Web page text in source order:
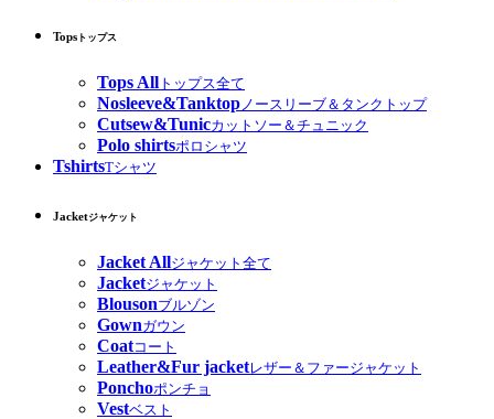
Tops トップス
Tops All トップス全て
Nosleeve&Tanktop ノースリーブ＆タンクトップ
Cutsew&Tunicカットソー＆チュニック
Polo shirtsポロシャツ
TshirtsTシャツ
Jacketジャケット
Jacket Allジャケット全て
Jacketジャケット
Blousonブルゾン
Gownガウン
Coatコート
Leather&Fur jacketレザー＆ファージャケット
Ponchoポンチョ
Vestベスト